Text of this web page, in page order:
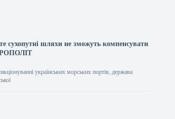
сухопутні шляхи не зможуть компенсувати
українських морських портів, держава